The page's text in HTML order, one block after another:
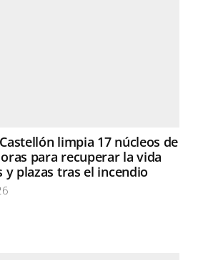
limpia 17 núcleos de
para recuperar la vida
y plazas tras el incendio